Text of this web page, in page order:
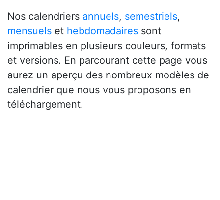
Nos calendriers annuels, semestriels,
mensuels et hebdomadaires sont
imprimables en plusieurs couleurs, formats
et versions. En parcourant cette page vous
aurez un aperçu des nombreux modèles de
calendrier que nous vous proposons en
téléchargement.